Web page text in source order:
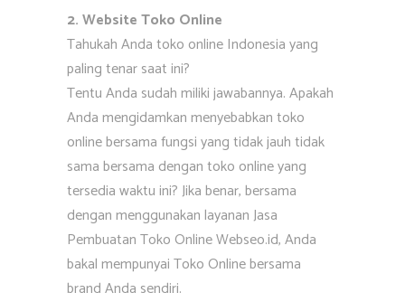
2. Website Toko Online
Tahukah Anda toko online Indonesia yang
paling tenar saat ini?
Tentu Anda sudah miliki jawabannya. Apakah
Anda mengidamkan menyebabkan toko
online bersama fungsi yang tidak jauh tidak
sama bersama dengan toko online yang
tersedia waktu ini? Jika benar, bersama
dengan menggunakan layanan Jasa
Pembuatan Toko Online Webseo.id, Anda
bakal mempunyai Toko Online bersama
brand Anda sendiri.